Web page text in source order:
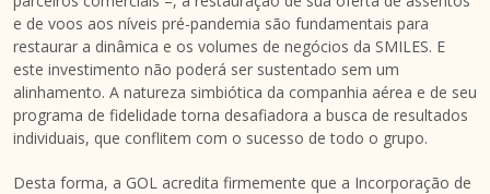
e de voos aos níveis pré-pandemia são fundamentais para
restaurar a dinâmica e os volumes de negócios da SMILES. E
este investimento não poderá ser sustentado sem um
alinhamento. A natureza simbiótica da companhia aérea e de seu
programa de fidelidade torna desafiadora a busca de resultados
individuais, que conflitem com o sucesso de todo o grupo.
Desta forma, a GOL acredita firmemente que a Incorporação de